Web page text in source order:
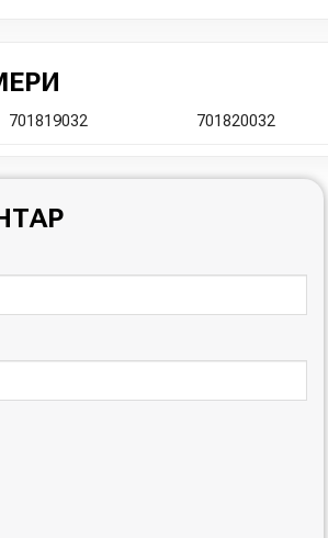
701819032 701820032